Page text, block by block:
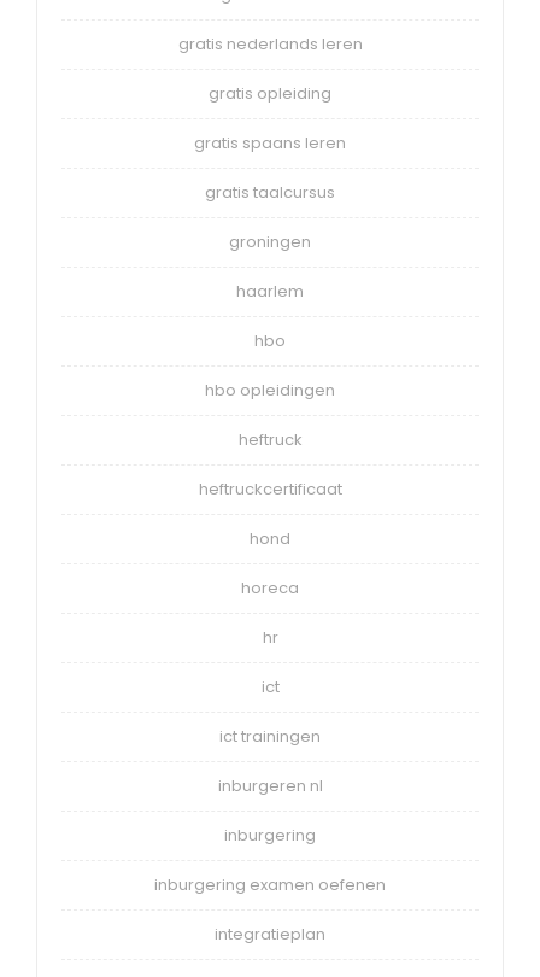
gratis nederlands leren
gratis opleiding
gratis spaans leren
gratis taalcursus
groningen
haarlem
hbo
hbo opleidingen
heftruck
heftruckcertificaat
hond
horeca
hr
ict
ict trainingen
inburgeren nl
inburgering
inburgering examen oefenen
integratieplan